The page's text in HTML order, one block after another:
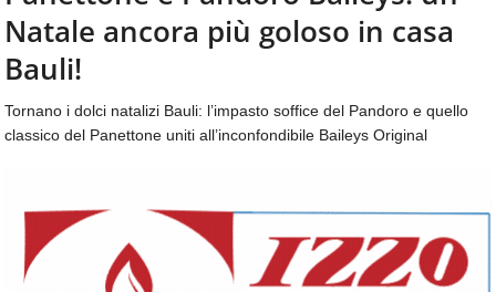
aggiornamenti
quotidiani
temi
come
ospitalità,
beverage,
catering
e
CONTATTI
Natale ancora più goloso in casa
Bauli!
Tornano i dolci natalizi Bauli: l’impasto soffice del Pandoro e quello
classico del Panettone uniti all’inconfondibile Baileys Original